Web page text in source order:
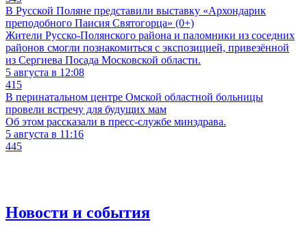
В Русской Поляне представили выставку «Архондарик
преподобного Паисия Святогорца» (0+)
Жители Русско-Полянского района и паломники из соседних
районов смогли познакомиться с экспозицией, привезённой
из Сергиева Посада Московской области.
5 августа в 12:08
415
В перинатальном центре Омской областной больницы
провели встречу для будущих мам
Об этом рассказали в пресс-службе минздрава.
5 августа в 11:16
445
Новости и события